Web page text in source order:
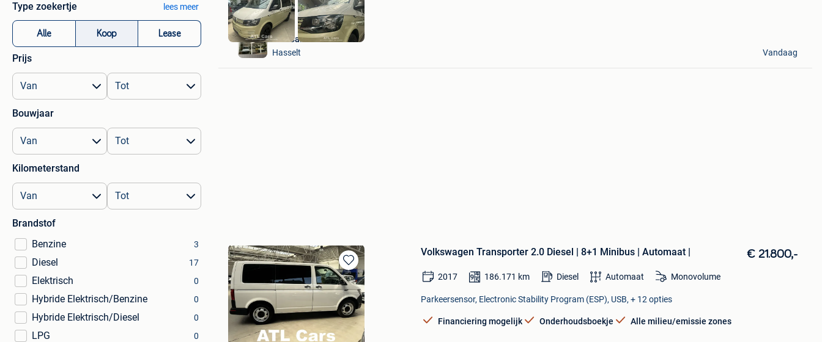
Type zoekertje lees meer
Alle Koop Lease
Prijs
Bouwjaar
Kilometerstand
Brandstof
Benzine
3
Diesel 17
Elektrisch 0
Hybride Elektrisch/Benzine 0
Hybride Elektrisch/Diesel 0
LPG 0
ATL Cars
Hasselt
Vandaag
Bewaren
in
Mijn
Favorieten
Volkswagen Transporter 2.0 Diesel | 8+1 Minibus | Automaat | € 21.800,-
2017 186.171 km Diesel Automaat Monovolume
Parkeersensor, Electronic Stability Program (ESP), USB, + 12 opties
Financiering mogelijk Onderhoudsboekje Alle milieu/emissie zones